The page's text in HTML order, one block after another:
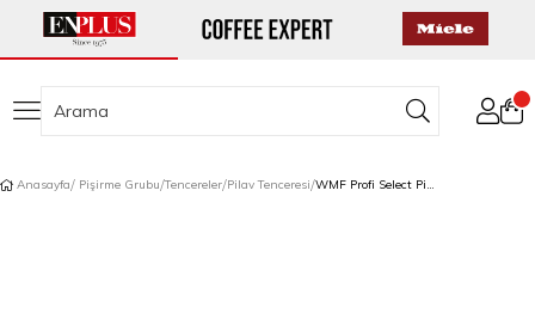
Anasayfa Pişirme Grubu Tencereler Pilav Tenceresi WMF Profi Select Pilav Tenceresi 28 cm